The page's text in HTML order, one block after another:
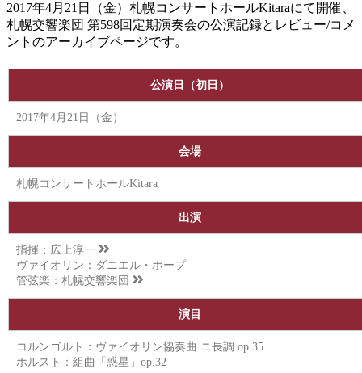
2017年4月21日（金）札幌コンサートホールKitaraにて開催、
札幌交響楽団 第598回定期演奏会の公演記録とレビュー/コメ
ントのアーカイブページです。
公演日（初日）
2017年4月21日（金）
会場
札幌コンサートホールKitara
出演
指揮： 広上淳一
ヴァイオリン：ダニエル・ホープ
管弦楽： 札幌交響楽団
演目
コルンゴルト：ヴァイオリン協奏曲 ニ長調 op.35
ホルスト：組曲「惑星」op.32